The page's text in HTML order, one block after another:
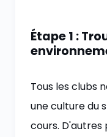
Étape 1 :
Tous les clubs
une culture du
cours.